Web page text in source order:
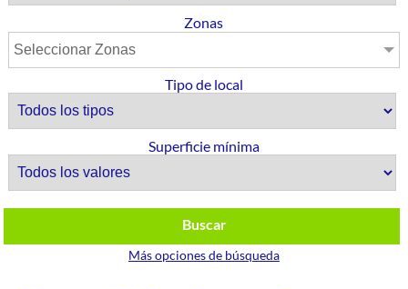
Zonas
Seleccionar Zonas
Tipo de local
Superficie mínima
Buscar
Más opciones de búsqueda